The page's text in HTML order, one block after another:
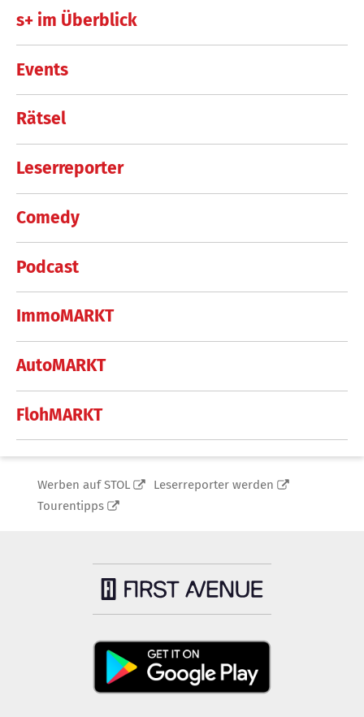
s+ im Überblick
Events
Rätsel
Leserreporter
Comedy
Podcast
ImmoMARKT
AutoMARKT
FlohMARKT
Werben auf STOL
Leserreporter werden
Tourentipps